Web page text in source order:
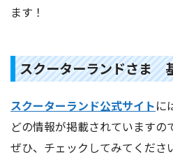
ます！
スクーターランドさま
スクーターランド公式サイトに
どの情報が掲載されていますの
ぜひ、チェックしてみてくださ